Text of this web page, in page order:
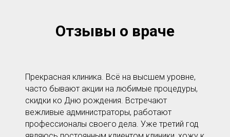
Отзывы о враче
Прекрасная клиника. Всё на высшем уровне,
часто бывают акции на любимые процедуры,
скидки ко Дню рождения. Встречают
вежливые администраторы, работают
профессионалы своего дела. Уже третий год